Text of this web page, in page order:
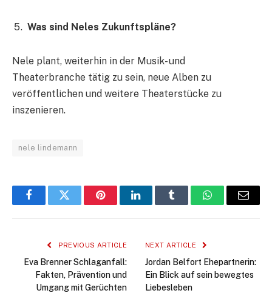
Was sind Neles Zukunftspläne?
Nele plant, weiterhin in der Musik- und
Theaterbranche tätig zu sein, neue Alben zu
veröffentlichen und weitere Theaterstücke zu
inszenieren.
nele lindemann
FacebookTwitter PinterestLinkedInTumblr WhatsAppEmail
PREVIOUS ARTICLE
Eva Brenner Schlaganfall:
Fakten, Prävention und
Umgang mit Gerüchten
NEXT ARTICLE
Jordan Belfort Ehepartnerin:
Ein Blick auf sein bewegtes
Liebesleben